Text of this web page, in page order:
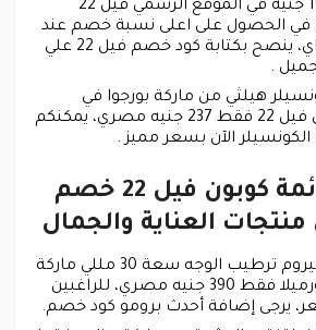
كاتريس فقط 190 جنيه في الموقع الرسمي فيل 22
في الحصول على اعلى نسبة خصم عند
شراء هذا الاسبراي، ينصح بكتابة كود خصم فيل 22 علي
.
هيلثي من ماركة بورجوا في
الموقع الإلكتروني فيل 22 فقط 237 جنيه مصري، يمكنكم
الآن بسعر مميز .
تعرف على قائمة كوبون فيل 22 خصم
بلغ ثمن شراء سيروم ترطيب الوجه سعة 30 مللي ماركة
بالانس اكتيف فورميلا فقط 390 جنيه مصري، للراغبين
يرجى إضافة أحدث برومو كود خصم.